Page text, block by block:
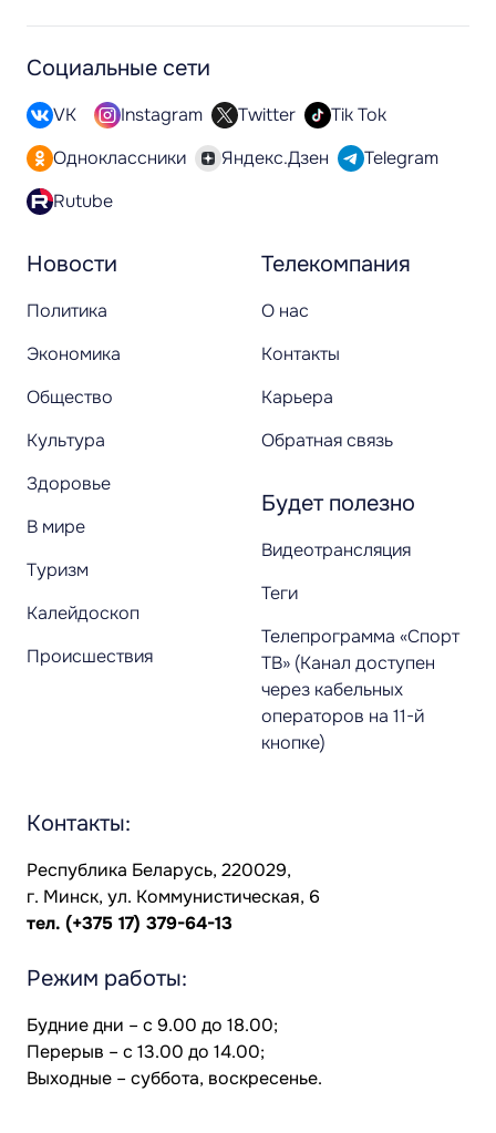
Новости
Политика
Экономика
Общество
Культура
Здоровье
В мире
Туризм
Калейдоскоп
Происшествия
Телекомпания
О нас
Контакты
Карьера
Обратная связь
Будет полезно
Видеотрансляция
Теги
Телепрограмма «Спорт
ТВ» (Канал доступен
через кабельных
операторов на 11-й
кнопке)
Социальные сети
VK Instagram Twitter
Tik Tok
Одноклассники
Яндекс.Дзен
Telegram
Rutube
Контакты:
Республика Беларусь, 220029,
г. Минск, ул. Коммунистическая, 6
тел. (+375 17) 379-64-13
Режим работы:
Будние дни – с 9.00 до 18.00;
Перерыв – с 13.00 до 14.00;
Выходные – суббота, воскресенье.